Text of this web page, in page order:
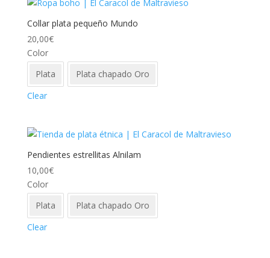
Collar plata pequeño Mundo
20,00€
Color
Plata
Plata chapado Oro
Clear
Pendientes estrellitas Alnilam
10,00€
Color
Plata
Plata chapado Oro
Clear